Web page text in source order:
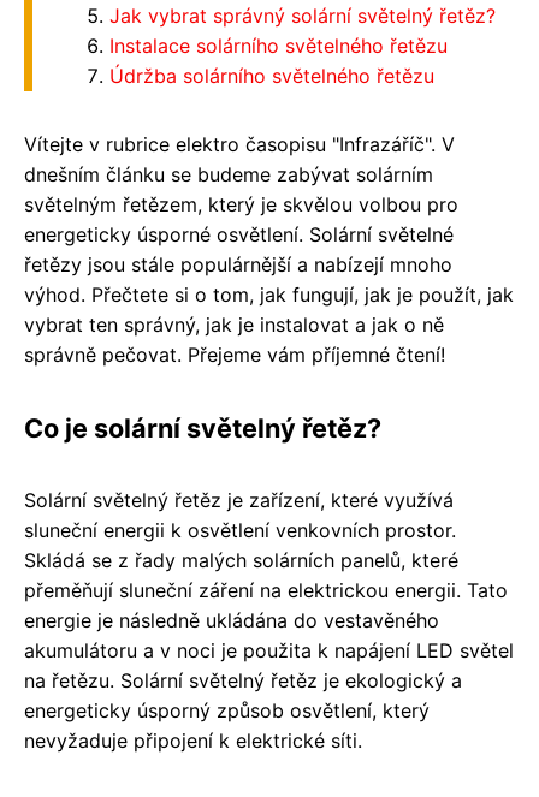
Jak vybrat správný solární světelný řetěz?
Instalace solárního světelného řetězu
Údržba solárního světelného řetězu
Vítejte v rubrice elektro časopisu "Infrazáříč". V
dnešním článku se budeme zabývat solárním
světelným řetězem, který je skvělou volbou pro
energeticky úsporné osvětlení. Solární světelné
řetězy jsou stále populárnější a nabízejí mnoho
výhod. Přečtete si o tom, jak fungují, jak je použít, jak
vybrat ten správný, jak je instalovat a jak o ně
správně pečovat. Přejeme vám příjemné čtení!
Co je solární světelný řetěz?
Solární světelný řetěz je zařízení, které využívá
sluneční energii k osvětlení venkovních prostor.
Skládá se z řady malých solárních panelů, které
přeměňují sluneční záření na elektrickou energii. Tato
energie je následně ukládána do vestavěného
akumulátoru a v noci je použita k napájení LED světel
na řetězu. Solární světelný řetěz je ekologický a
energeticky úsporný způsob osvětlení, který
nevyžaduje připojení k elektrické síti.